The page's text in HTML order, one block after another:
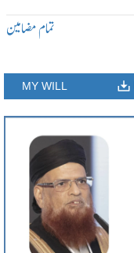
تمام مضامین
MY WILL